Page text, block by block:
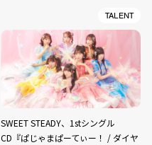
TALENT
SWEET STEADY、1stシングル
CD『ぱじゃまぱーてぃー！ / ダイヤ